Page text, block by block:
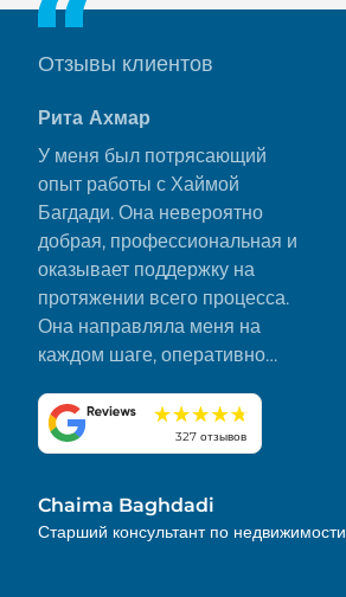
Отзывы клиентов
Рита Ахмар
У меня был потрясающий
опыт работы с Хаймой
Багдади. Она невероятно
добрая, профессиональная и
оказывает поддержку на
протяжении всего процесса.
Она направляла меня на
каждом шаге, оперативно
и сделала все гладко и без
стресса. Я искренне ценю ее
к деталям. Настоятельно
рекомендую!
327 отзывов
Chaima Baghdadi
Старший консультант по недвижимости